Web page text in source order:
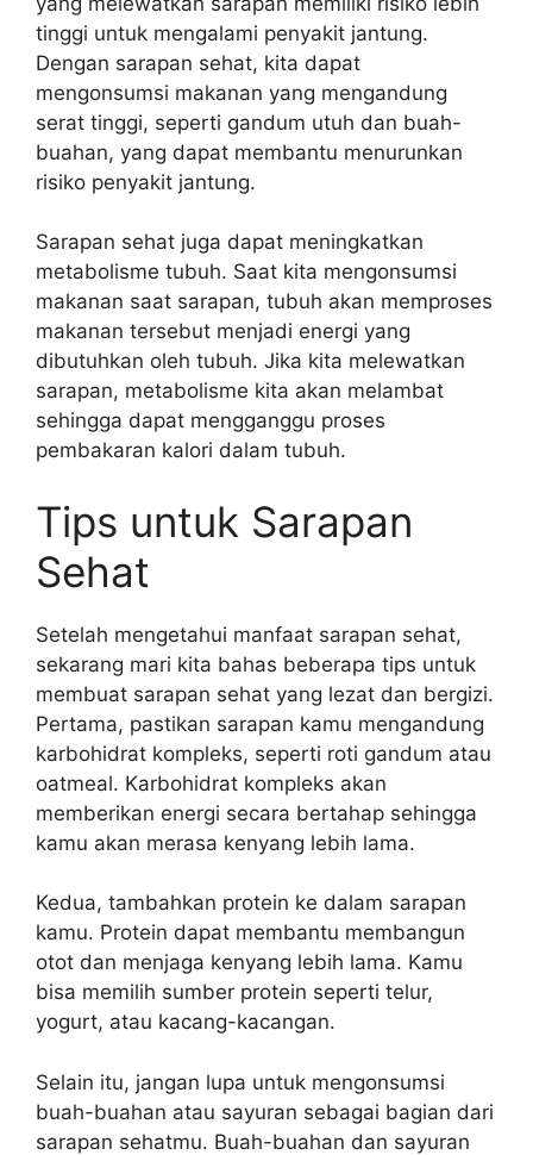
tinggi untuk mengalami penyakit jantung.
Dengan sarapan sehat, kita dapat
mengonsumsi makanan yang mengandung
serat tinggi, seperti gandum utuh dan buah-
buahan, yang dapat membantu menurunkan
risiko penyakit jantung.
Sarapan sehat juga dapat meningkatkan
metabolisme tubuh. Saat kita mengonsumsi
makanan saat sarapan, tubuh akan memproses
makanan tersebut menjadi energi yang
dibutuhkan oleh tubuh. Jika kita melewatkan
sarapan, metabolisme kita akan melambat
sehingga dapat mengganggu proses
pembakaran kalori dalam tubuh.
Tips untuk Sarapan
Sehat
Setelah mengetahui manfaat sarapan sehat,
sekarang mari kita bahas beberapa tips untuk
membuat sarapan sehat yang lezat dan bergizi.
Pertama, pastikan sarapan kamu mengandung
karbohidrat kompleks, seperti roti gandum atau
oatmeal. Karbohidrat kompleks akan
memberikan energi secara bertahap sehingga
kamu akan merasa kenyang lebih lama.
Kedua, tambahkan protein ke dalam sarapan
kamu. Protein dapat membantu membangun
otot dan menjaga kenyang lebih lama. Kamu
bisa memilih sumber protein seperti telur,
yogurt, atau kacang-kacangan.
Selain itu, jangan lupa untuk mengonsumsi
buah-buahan atau sayuran sebagai bagian dari
sarapan sehatmu. Buah-buahan dan sayuran